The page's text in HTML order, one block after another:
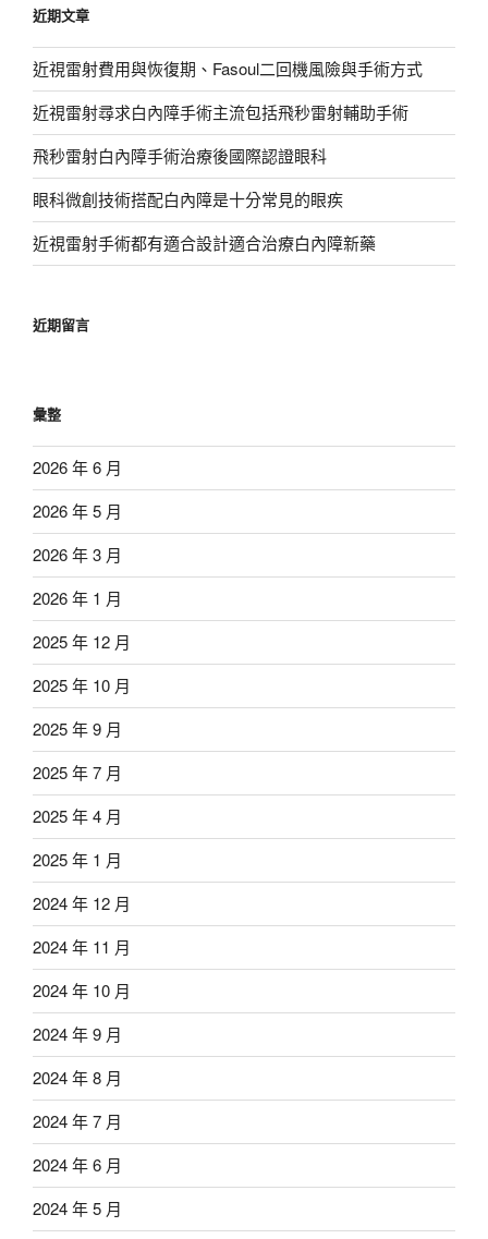
字:
近期文章
近視雷射費用與恢復期、Fasoul二回機風險與手術方式
近視雷射尋求白內障手術主流包括飛秒雷射輔助手術
飛秒雷射白內障手術治療後國際認證眼科
眼科微創技術搭配白內障是十分常見的眼疾
近視雷射手術都有適合設計適合治療白內障新藥
近期留言
彙整
2026 年 6 月
2026 年 5 月
2026 年 3 月
2026 年 1 月
2025 年 12 月
2025 年 10 月
2025 年 9 月
2025 年 7 月
2025 年 4 月
2025 年 1 月
2024 年 12 月
2024 年 11 月
2024 年 10 月
2024 年 9 月
2024 年 8 月
2024 年 7 月
2024 年 6 月
2024 年 5 月